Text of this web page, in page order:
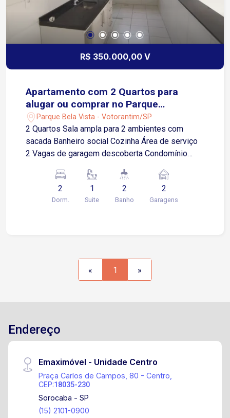
R$ 350.000,00 V
Apartamento com 2 Quartos para
alugar ou comprar no Parque
Campolim! - Sorocaba/SP
Parque Bela Vista - Votorantim/SP
2 Quartos Sala ampla para 2 ambientes com
sacada Banheiro social Cozinha Área de serviço
2 Vagas de garagem descoberta Condomínio
Piscina Quadra Academia Brinquedoteca Lan
house Espaço Mulher Conveniência 24 horas
Boulevard de serviços privativos Cinema Portaria
da proximidade com o Mercadão Campolim.
2
Dorm.
1
Suite
2
Banho
2
Garagens
« 1 »
Endereço
Emaximóvel - Unidade Centro
Praça Carlos de Campos, 80 - Centro,
CEP:18035-230
Sorocaba - SP
(15) 2101-0900